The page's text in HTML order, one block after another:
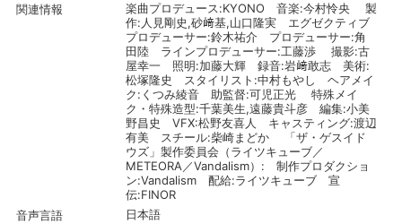
会員情報
関連情報
楽曲プロデュース:KYONO ⾳楽:今村怜央 製
作:人見剛史,砂﨑基,山口隆実 エグゼクティブ
プロデューサー:鈴⽊祐介 プロデューサー:⾓
⽥陸 ラインプロデューサー:⼯藤渉 撮影:古
屋幸⼀ 照明:加藤⼤輝 録音:岩﨑敢志 美術:
松塚隆史 スタイリスト:中村もやし ヘアメイ
ク:くつみ綾⾳ 助監督:可児正光 特殊メイ
ク・特殊造型:千葉美⽣,遠藤貴斗彦 編集:小美
野昌史 VFX:松野友喜人 キャスティング:渡辺
有美 スチール:柴崎まどか 「ザ・ゲスイド
ウズ」製作委員会（ライツキューブ／
METEORA／Vandalism）: 制作プロダクショ
ン:Vandalism 配給:ライツキューブ 宣
伝:FINOR
音声言語 日本語